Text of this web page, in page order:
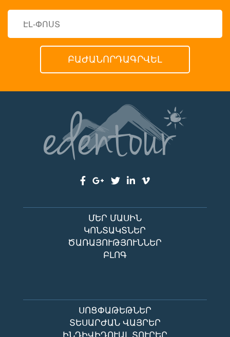
ՄԵՐ ՄԱՍԻՆ
ԿՈՆՏԱԿՏՆԵՐ
ԾԱՌԱՅՈՒԹՅՈՒՆՆԵՐ
ԲԼՈԳ
ՍՈՑՓԱԹԵԹՆԵՐ
ՏԵՍԱՐԺԱՆ ՎԱՅՐԵՐ